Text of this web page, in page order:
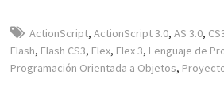
ActionScript,ActionScript 3.0,AS 3.0,
Flash, Flash CS3, Flex, Flex 3, Lenguaje de
Programación Orientada a Objetos,